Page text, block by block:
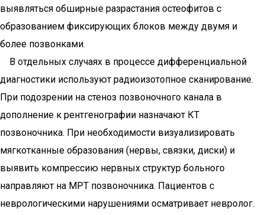
выявляться обширные разрастания остеофитов с
образованием фиксирующих блоков между двумя и
более позвонками.
В отдельных случаях в процессе дифференциальной
диагностики используют радиоизотопное сканирование.
При подозрении на стеноз позвоночного канала в
дополнение к рентгенографии назначают КТ
позвоночника. При необходимости визуализировать
мягкотканные образования (нервы, связки, диски) и
выявить компрессию нервных структур больного
направляют на МРТ позвоночника. Пациентов с
неврологическими нарушениями осматривает невролог.